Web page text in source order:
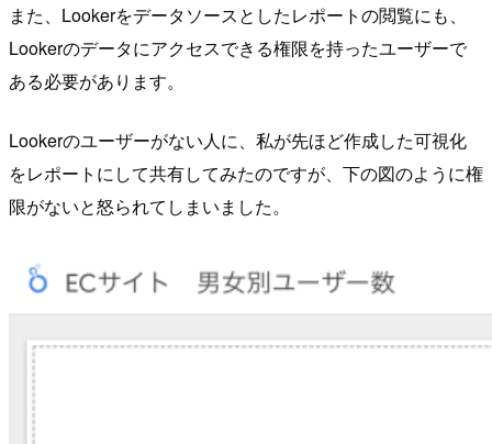
また、Lookerをデータソースとしたレポートの閲覧にも、
Lookerのデータにアクセスできる権限を持ったユーザーで
ある必要があります。
Lookerのユーザーがない人に、私が先ほど作成した可視化
をレポートにして共有してみたのですが、下の図のように権
限がないと怒られてしまいました。